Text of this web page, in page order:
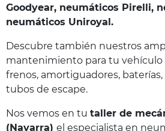
Goodyear, neumáticos Pirelli,
neumáticos Uniroyal.
Descubre también nuestros
mantenimiento para tu vehículo
frenos, amortiguadores,
tubos de escape.
Nos vemos en tu taller de
(Navarra) el especialista en